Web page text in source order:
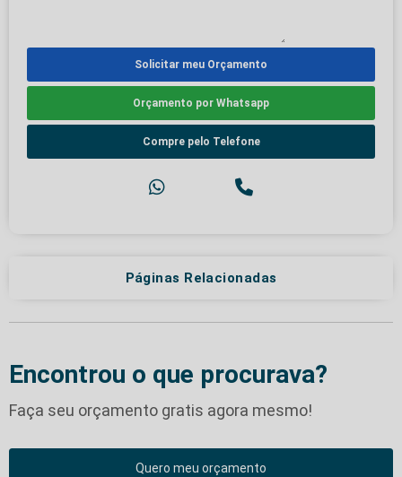
Solicitar meu Orçamento
Orçamento por Whatsapp
Compre pelo Telefone
Páginas Relacionadas
Encontrou o que procurava?
Faça seu orçamento gratis agora mesmo!
Quero meu orçamento